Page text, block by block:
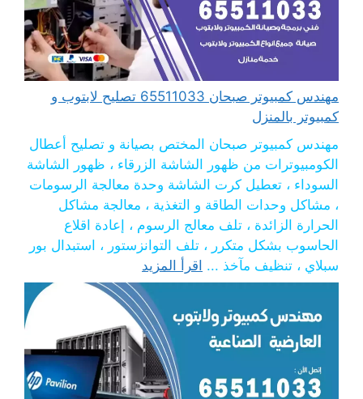
مهندس كمبيوتر صبحان 65511033 تصليح لابتوب و
كمبيوتر بالمنزل
مهندس كمبيوتر صبحان المختص بصيانة و تصليح أعطال
الكومبيوترات من ظهور الشاشة الزرقاء ، ظهور الشاشة
السوداء ، تعطيل كرت الشاشة وحدة معالجة الرسومات
، مشاكل وحدات الطاقة و التغذية ، معالجة مشاكل
الحرارة الزائدة ، تلف معالج الرسوم ، إعادة اقلاع
الحاسوب بشكل متكرر ، تلف التوانزستور ، استبدال بور
سبلاي ، تنظيف مآخذ ... اقرأ المزيد